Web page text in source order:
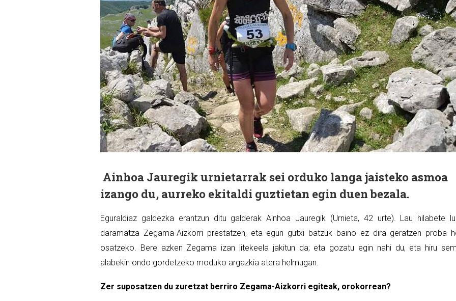
Ainhoa Jauregik urnietarrak sei orduko langa jaisteko asmoa
izango du, aurreko ekitaldi guztietan egin duen bezala.
Eguraldiaz galdezka erantzun ditu galderak Ainhoa Jauregik (Urnieta, 42 urte). Lau hilabete
daramatza Zegama-Aizkorri prestatzen, eta egun gutxi batzuk baino ez dira geratzen proba
osatzeko. Bere azken Zegama izan litekeela jakitun da; eta gozatu egin nahi du, eta hiru
alabekin ondo gordetzeko moduko argazkia atera helmugan.
Zer suposatzen du zuretzat berriro Zegama-Aizkorri egiteak, orokorrean?